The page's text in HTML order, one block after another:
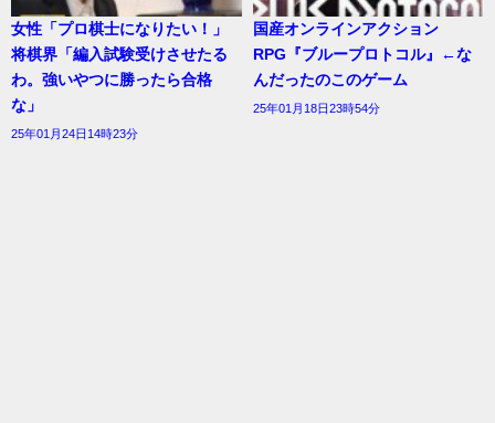
女性「プロ棋士になりたい！」
将棋界「編入試験受けさせたる
わ。強いやつに勝ったら合格
な」
25年01月24日14時23分
国産オンラインアクション
RPG『ブループロトコル』←な
んだったのこのゲーム
25年01月18日23時54分